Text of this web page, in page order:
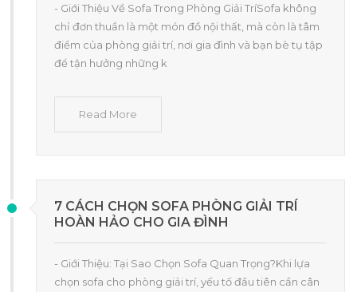
- Giới Thiệu Về Sofa Trong Phòng Giải TríSofa không
chỉ đơn thuần là một món đồ nội thất, mà còn là tâm
điểm của phòng giải trí, nơi gia đình và bạn bè tụ tập
để tận hưởng những k
Read More
7 CÁCH CHỌN SOFA PHÒNG GIẢI TRÍ
HOÀN HẢO CHO GIA ĐÌNH
- Giới Thiệu: Tại Sao Chọn Sofa Quan Trọng?Khi lựa
chọn sofa cho phòng giải trí, yếu tố đầu tiên cần cân